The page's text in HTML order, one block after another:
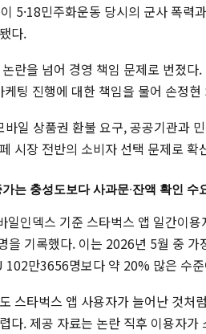
5·18민주화운동 당시의 군사 폭력
다.
란을 넘어 경영 책임 문제로 번졌
팅 진행에 대한 책임을 물어 손정
바일 상품권 환불 요구, 공공기관과
시장 전반의 소비자 선택 문제로 확
는 충성도보다 사과문·잔액 확인 수
일인덱스 기준 스타벅스 앱 일간이
을 기록했다. 이는 2026년 5월 중
102만3656명보다 약 20% 많은 수
스타벅스 앱 사용자가 늘어난 것처
다. 제공 자료는 논란 직후 이용자